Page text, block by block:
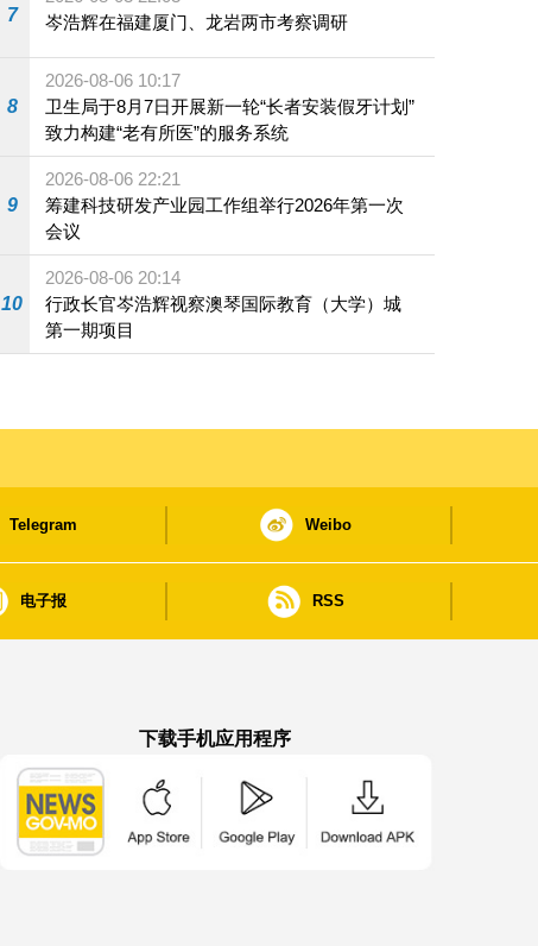
7
岑浩辉在福建厦门、龙岩两市考察调研
8
2026-08-06 10:17
卫生局于8月7日开展新一轮“长者安装假牙计划”
致力构建“老有所医”的服务系统
9
2026-08-06 22:21
筹建科技研发产业园工作组举行2026年第一次
会议
10
2026-08-06 20:14
行政长官岑浩辉视察澳琴国际教育（大学）城
第一期项目
Telegram Weibo
电子报 RSS
下载手机应用程序